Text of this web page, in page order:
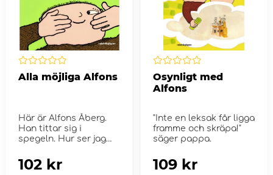
Alla möjliga Alfons
Här är Alfons Åberg.
Han tittar sig i
spegeln. Hur ser jag
102 kr
Osynligt med
Alfons
"Inte en leksak får ligga
framme och skräpa!"
säger pappa.
109 kr